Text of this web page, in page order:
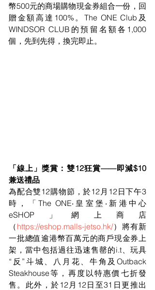
幣500元的商場購物現金券組合一份，回
贈金額高達100%。The ONE Club及
WINDSOR CLUB的預留名額各1,000
個，先到先得，換完即止。
「線上」獎賞：雙12狂賞——即減$10
兼送禮品
為配合雙12購物節，於12月12日下午3
時，「The ONE‧皇室堡‧新港中心
eSHOP」網上商店
（ https://eshop.malls-jetso.hk/）將有新
一批總值逾港幣百萬元的商戶現金券上
架，當中包括過往迅速售罄的i.t、玩具
“反”斗城、八月花、牛角及Outback
Steakhouse等，再度以特惠價七折發
售。此外，於12月12日至31日更推出